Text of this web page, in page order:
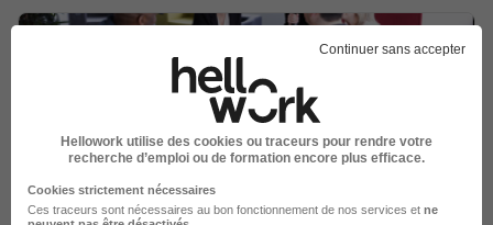
Intermarche - Boucher H/F
Groupement Mousquetaires
Pogny - 51 CDI
Continuer sans accepter
Hellowork utilise des cookies ou traceurs pour rendre votre
recherche d’emploi ou de formation encore plus efficace.
Cookies strictement nécessaires
Ces traceurs sont nécessaires au bon fonctionnement de nos services et ne